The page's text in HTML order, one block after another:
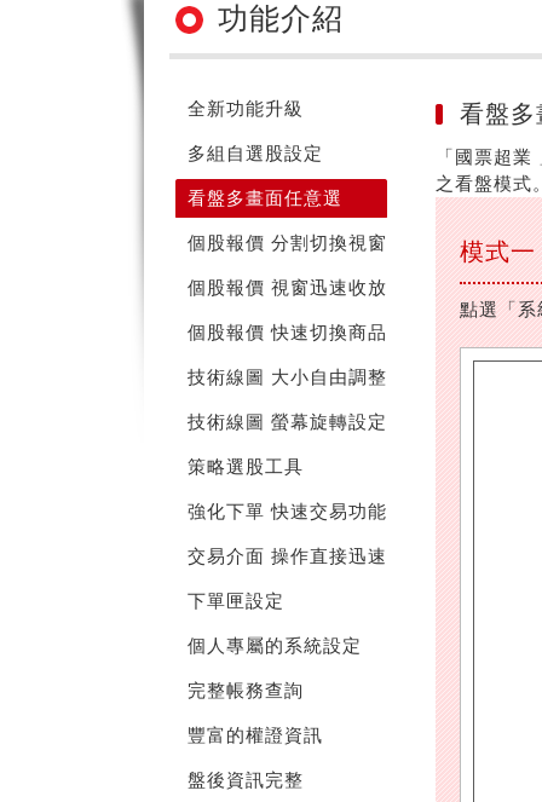
功能介紹
全新功能升級
多組自選股設定
看盤多畫面任意選
個股報價 分割切換視窗
個股報價 視窗迅速收放
個股報價 快速切換商品
技術線圖 大小自由調整
技術線圖 螢幕旋轉設定
策略選股工具
強化下單 快速交易功能
交易介面 操作直接迅速
下單匣設定
個人專屬的系統設定
完整帳務查詢
豐富的權證資訊
盤後資訊完整
看盤多
「國票超
之看盤模式
模式一
點選「